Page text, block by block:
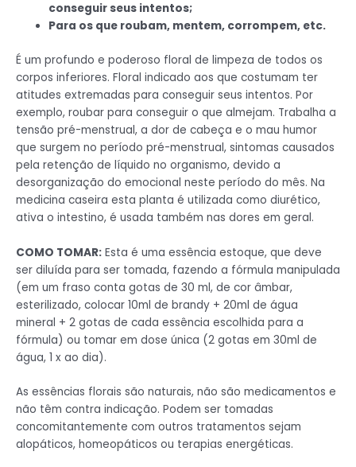
conseguir seus intentos;
Para os que roubam, mentem, corrompem, etc.
É um profundo e poderoso floral de limpeza de todos os
corpos inferiores. Floral indicado aos que costumam ter
atitudes extremadas para conseguir seus intentos. Por
exemplo, roubar para conseguir o que almejam. Trabalha a
tensão pré-menstrual, a dor de cabeça e o mau humor
que surgem no período pré-menstrual, sintomas causados
pela retenção de líquido no organismo, devido a
desorganização do emocional neste período do mês. Na
medicina caseira esta planta é utilizada como diurético,
ativa o intestino, é usada também nas dores em geral.
COMO TOMAR: Esta é uma essência estoque, que deve
ser diluída para ser tomada, fazendo a fórmula manipulada
(em um fraso conta gotas de 30 ml, de cor âmbar,
esterilizado, colocar 10ml de brandy + 20ml de água
mineral + 2 gotas de cada essência escolhida para a
fórmula) ou tomar em dose única (2 gotas em 30ml de
água, 1 x ao dia).
As essências florais são naturais, não são medicamentos e
não têm contra indicação. Podem ser tomadas
concomitantemente com outros tratamentos sejam
alopáticos, homeopáticos ou terapias energéticas.